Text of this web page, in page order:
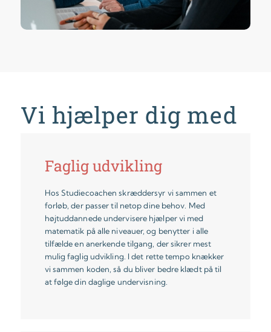
Vi hjælper dig med
Faglig udvikling
Hos Studiecoachen skræddersyr vi sammen et
forløb, der passer til netop dine behov. Med
højtuddannede undervisere hjælper vi med
matematik på alle niveauer, og benytter i alle
tilfælde en anerkende tilgang, der sikrer mest
mulig faglig udvikling. I det rette tempo knækker
vi sammen koden, så du bliver bedre klædt på til
at følge din daglige undervisning.